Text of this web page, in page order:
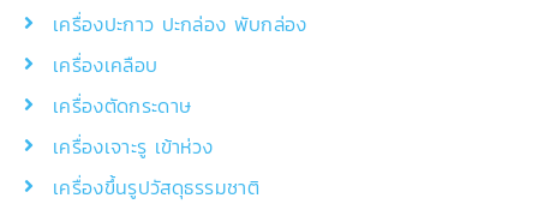
เครื่องปะกาว ปะกล่อง พับกล่อง
เครื่องเคลือบ
เครื่องตัดกระดาษ
เครื่องเจาะรู เข้าห่วง
เครื่องขึ้นรูปวัสดุธรรมชาติ